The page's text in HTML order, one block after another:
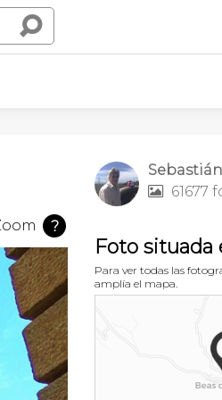
?
 61677
Foto situada
Para ver todas las
amplía el mapa.